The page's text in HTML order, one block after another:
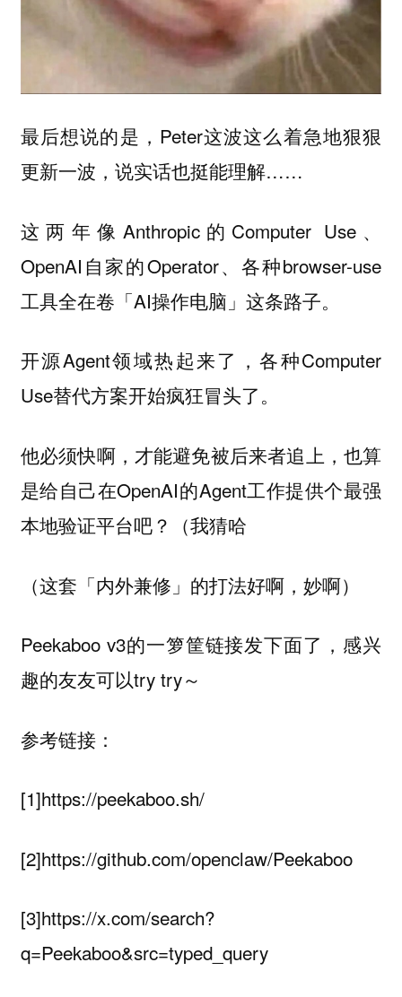
最后想说的是，Peter这波这么着急地狠狠
更新一波，说实话也挺能理解……
这两年像Anthropic的Computer Use、
OpenAI自家的Operator、各种browser-use
工具全在卷「AI操作电脑」这条路子。
开源Agent领域热起来了，各种Computer
Use替代方案开始疯狂冒头了。
他必须快啊，才能避免被后来者追上，也算
是给自己在OpenAI的Agent工作提供个最强
本地验证平台吧？（我猜哈
（这套「内外兼修」的打法好啊，妙啊）
Peekaboo v3的一箩筐链接发下面了，感兴
趣的友友可以try try～
参考链接：
[1]https://peekaboo.sh/
[2]https://github.com/openclaw/Peekaboo
[3]https://x.com/search?
q=Peekaboo&src=typed_query